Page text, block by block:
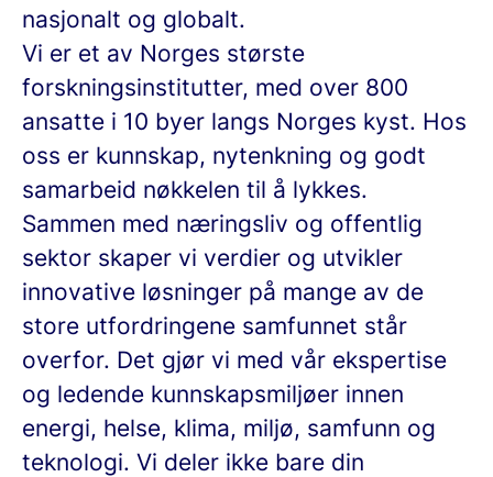
nasjonalt og globalt.
Vi er et av Norges største
forskningsinstitutter, med over 800
ansatte i 10 byer langs Norges kyst. Hos
oss er kunnskap, nytenkning og godt
samarbeid nøkkelen til å lykkes.
Sammen med næringsliv og offentlig
sektor skaper vi verdier og utvikler
innovative løsninger på mange av de
store utfordringene samfunnet står
overfor. Det gjør vi med vår ekspertise
og ledende kunnskapsmiljøer innen
energi, helse, klima, miljø, samfunn og
teknologi. Vi deler ikke bare din